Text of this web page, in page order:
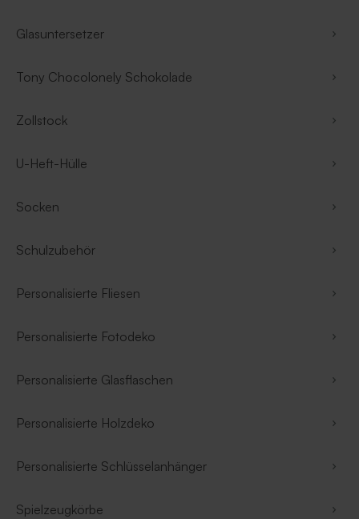
Glasuntersetzer
Tony Chocolonely Schokolade
Zollstock
U-Heft-Hülle
Socken
Schulzubehör
Personalisierte Fliesen
Personalisierte Fotodeko
Personalisierte Glasflaschen
Personalisierte Holzdeko
Personalisierte Schlüsselanhänger
Spielzeugkörbe